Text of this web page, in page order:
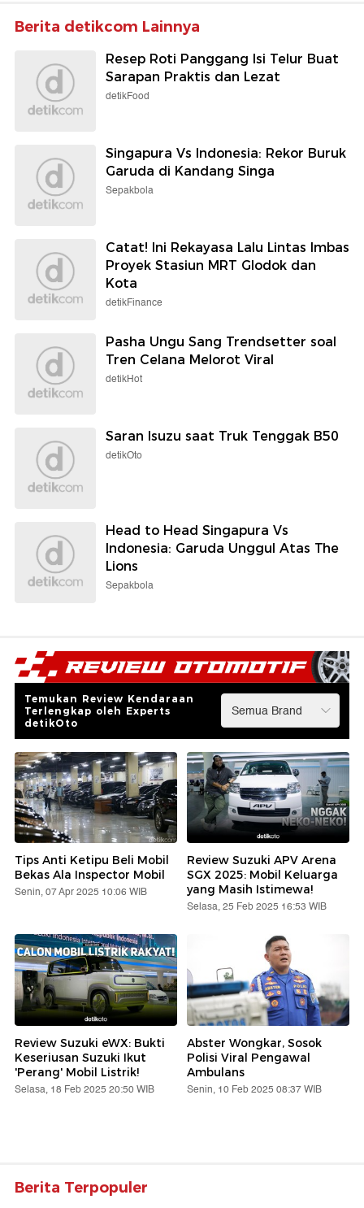
Berita detikcom Lainnya
Resep Roti Panggang Isi Telur Buat
Sarapan Praktis dan Lezat
detikFood
Singapura Vs Indonesia: Rekor Buruk
Garuda di Kandang Singa
Sepakbola
Catat! Ini Rekayasa Lalu Lintas Imbas
Proyek Stasiun MRT Glodok dan
Kota
detikFinance
Pasha Ungu Sang Trendsetter soal
Tren Celana Melorot Viral
detikHot
Saran Isuzu saat Truk Tenggak B50
detikOto
Head to Head Singapura Vs
Indonesia: Garuda Unggul Atas The
Lions
Sepakbola
Temukan Review Kendaraan
Terlengkap oleh Experts
detikOto
Tips Anti Ketipu Beli Mobil
Bekas Ala Inspector Mobil
Senin, 07 Apr 2025 10:06 WIB
Review Suzuki APV Arena
SGX 2025: Mobil Keluarga
yang Masih Istimewa!
Selasa, 25 Feb 2025 16:53 WIB
Review Suzuki eWX: Bukti
Keseriusan Suzuki Ikut
'Perang' Mobil Listrik!
Selasa, 18 Feb 2025 20:50 WIB
Abster Wongkar, Sosok
Polisi Viral Pengawal
Ambulans
Senin, 10 Feb 2025 08:37 WIB
Berita Terpopuler